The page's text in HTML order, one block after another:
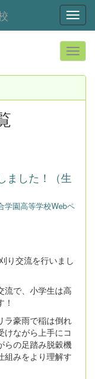
ました！（生
学園高等学校Webペ
り交流を行いまし
流で、小学生は高
ラ豪雨で稲は倒れ
けながら上手にコ
らの足踏み脱穀機
組みをより理解す